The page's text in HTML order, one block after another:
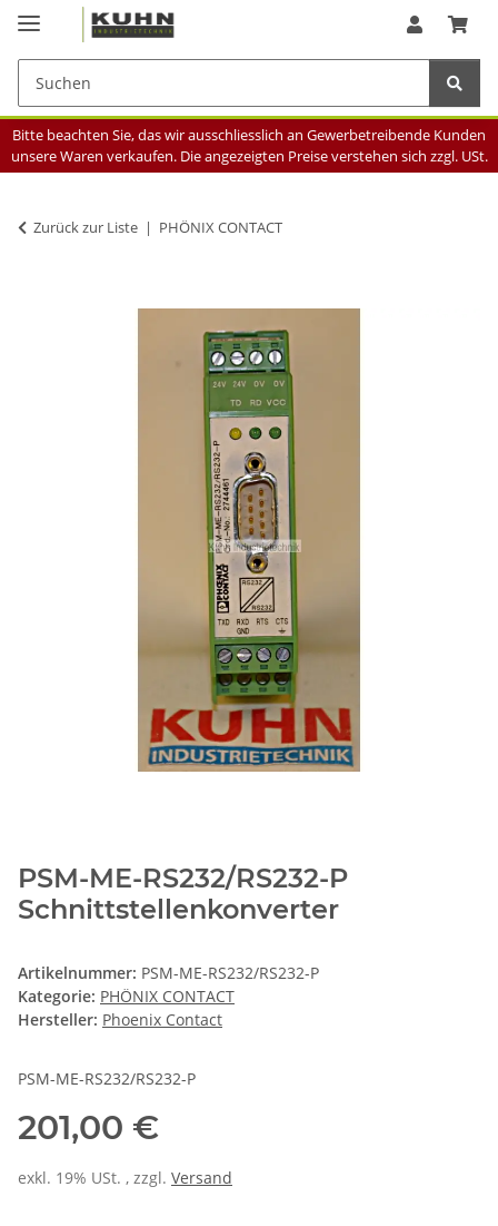
Bitte beachten Sie, das wir ausschliesslich an Gewerbetreibende Kunden
unsere Waren verkaufen. Die angezeigten Preise verstehen sich zzgl. USt.
Zurück zur Liste PHÖNIX CONTACT
PSM-ME-RS232/RS232-P
Schnittstellenkonverter
Artikelnummer: PSM-ME-RS232/RS232-P
Kategorie: PHÖNIX CONTACT
Hersteller: Phoenix Contact
PSM-ME-RS232/RS232-P
201,00 €
exkl. 19% USt. , zzgl. Versand